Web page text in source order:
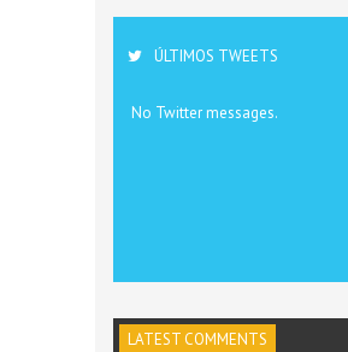
ÚLTIMOS TWEETS
No Twitter messages.
LATEST COMMENTS